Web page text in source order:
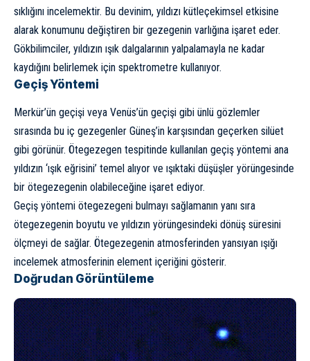
sıklığını incelemektir. Bu devinim, yıldızı kütleçekimsel etkisine
alarak konumunu değiştiren bir gezegenin varlığına işaret eder.
Gökbilimciler, yıldızın ışık dalgalarının yalpalamayla ne kadar
kaydığını belirlemek için spektrometre kullanıyor.
Geçiş Yöntemi
Merkür’ün geçişi veya Venüs’ün geçişi gibi ünlü gözlemler
sırasında bu iç gezegenler Güneş’in karşısından geçerken silüet
gibi görünür. Ötegezegen tespitinde kullanılan geçiş yöntemi ana
yıldızın ‘ışık eğrisini’ temel alıyor ve ışıktaki düşüşler yörüngesinde
bir ötegezegenin olabileceğine işaret ediyor.
Geçiş yöntemi ötegezegeni bulmayı sağlamanın yanı sıra
ötegezegenin boyutu ve yıldızın yörüngesindeki dönüş süresini
ölçmeyi de sağlar. Ötegezegenin atmosferinden yansıyan ışığı
incelemek atmosferinin element içeriğini gösterir.
Doğrudan Görüntüleme